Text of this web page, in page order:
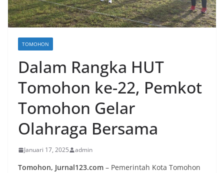
TOMOHON
Dalam Rangka HUT
Tomohon ke-22, Pemkot
Tomohon Gelar
Olahraga Bersama
Januari 17, 2025 admin
Tomohon, Jurnal123.com – Pemerintah Kota Tomohon